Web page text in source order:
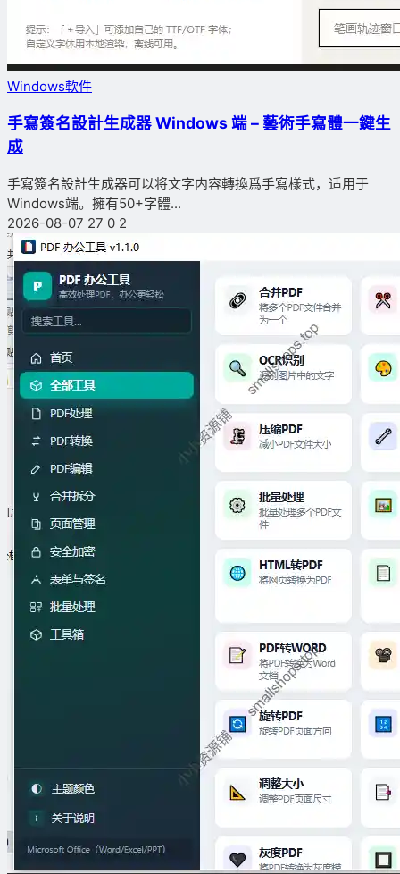
Windows軟件
手寫簽名設計生成器 Windows 端 – 藝術手寫體一鍵生
成
手寫簽名設計生成器可以将文字内容轉換爲手寫樣式，适用于
Windows端。擁有50+字體...
2026-08-07 27 0 2